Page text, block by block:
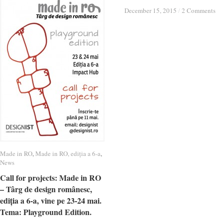
December 15, 2015 / 2 Comments
December 15, 2015 / 2 Comments
Made in RO,Made in RO, ediția a 6-a,
News
Call for projects: Made in RO
– Târg de design românesc,
ediția a 6-a, vine pe 23-24 mai.
Tema: Playground Edition.
Made in RO Made in RO, ediția a 6-a
News
Call for projects: Made in RO
– Târg de design românesc,
ediția a 6-a, vine pe 23-24 mai.
Tema: Playground Edition.